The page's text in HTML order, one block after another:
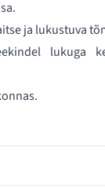
ja lukustuva
lukuga